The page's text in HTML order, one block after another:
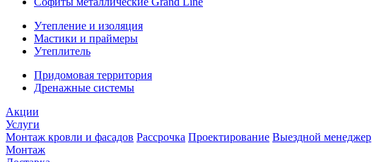
Утепление и изоляция
Мастики и праймеры
Утеплитель
Придомовая территория
Дренажные системы
Акции
Услуги
Монтаж кровли и фасадов Рассрочка Проектирование Выездной менеджер
Монтаж